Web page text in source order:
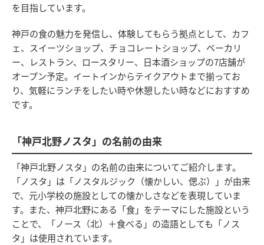
を目指しています。
神戸の食の魅力を発信し、体験してもらう拠点として、カフ
ェ、スイーツショップ、チョコレートショップ、ベーカリ
ー、レストラン、ロースタリー、日本酒ショップの7店舗が
オープン予定。イートインからテイクアウトまで揃ってお
り、気軽にランチをしたい時や休憩したい時などにおすすめ
です。
「神戸北野ノスタ」の名前の由来
「神戸北野ノスタ」の名前の由来についてご紹介します。
「ノスタ」は「ノスタルジック（懐かしい、偲ぶ）」が由来
で、元小学校の施設としての懐かしさなどを表現していま
す。また、神戸北野にある「食」をテーマにした施設という
ことで、「ノース（北）＋食べる」の造語としても「ノス
タ」は使用されています。